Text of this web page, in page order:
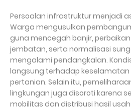
Persoalan infrastruktur menjadi
Warga mengusulkan
guna mencegah banjir,
jembatan, serta normalisasi
mengalami pendangkalan.
langsung terhadap
pertanian. Selain itu,
lingkungan juga disoroti karena
mobilitas dan distribusi hasil